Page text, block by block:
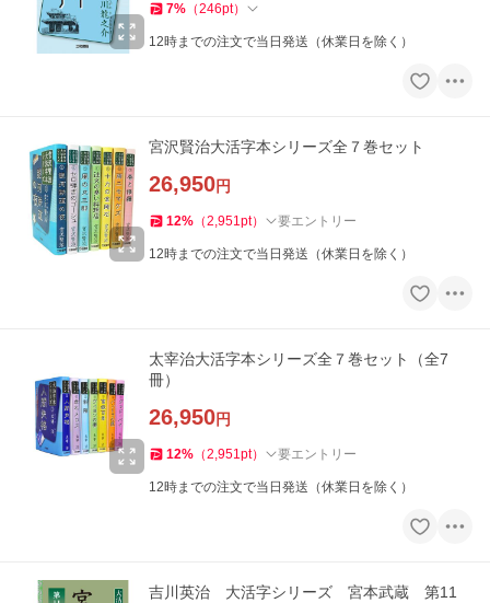
7% （246pt）
12時までの注文で当日発送（休業日を除く）
宮沢賢治大活字本シリーズ全７巻セット
26,950円
12% （2,951pt） 要エントリー
12時までの注文で当日発送（休業日を除く）
太宰治大活字本シリーズ全７巻セット（全7
冊）
26,950円
12% （2,951pt） 要エントリー
12時までの注文で当日発送（休業日を除く）
吉川英治 大活字シリーズ 宮本武蔵 第11